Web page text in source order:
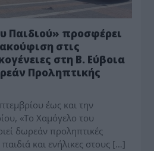
Παιδιού» προσφέρει
στις
στη Β. Εύβοια
Προληπτικής
έως και την
«Το Χαμόγελο του
δωρεάν προληπτικές
παιδιά και ενήλικες στους […]